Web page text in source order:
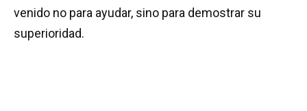
venido no para ayudar, sino para demostrar su
superioridad.